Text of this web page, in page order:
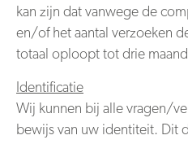
kan zijn dat vanwege de
en/of het aantal verzoeken
totaal oploopt tot drie
Identificatie
Wij kunnen bij alle vragen/
bewijs van uw identiteit. Dit